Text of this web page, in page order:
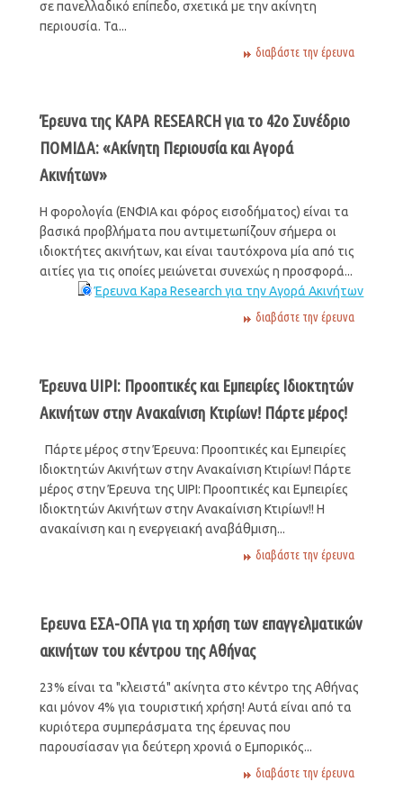
σε πανελλαδικό επίπεδο, σχετικά με την ακίνητη
περιουσία. Τα...
διαβάστε την έρευνα
Έρευνα της KAPA RESEARCH για το 42ο Συνέδριο
ΠΟΜΙΔΑ: «Ακίνητη Περιουσία και Αγορά
Ακινήτων»
Η φορολογία (ΕΝΦΙΑ και φόρος εισοδήματος) είναι τα
βασικά προβλήματα που αντιμετωπίζουν σήμερα οι
ιδιοκτήτες ακινήτων, και είναι ταυτόχρονα μία από τις
αιτίες για τις οποίες μειώνεται συνεχώς η προσφορά...
Έρευνα Kapa Research για την Αγορά Ακινήτων
διαβάστε την έρευνα
Έρευνα UIPI: Προοπτικές και Εμπειρίες Ιδιοκτητών
Ακινήτων στην Ανακαίνιση Κτιρίων! Πάρτε μέρος!
Πάρτε μέρος στην Έρευνα: Προοπτικές και Εμπειρίες
Ιδιοκτητών Ακινήτων στην Ανακαίνιση Κτιρίων! Πάρτε
μέρος στην Έρευνα της UIPI: Προοπτικές και Εμπειρίες
Ιδιοκτητών Ακινήτων στην Ανακαίνιση Κτιρίων!! Η
ανακαίνιση και η ενεργειακή αναβάθμιση...
διαβάστε την έρευνα
Ερευνα ΕΣΑ-ΟΠΑ για τη χρήση των επαγγελματικών
ακινήτων του κέντρου της Αθήνας
23% είναι τα "κλειστά" ακίνητα στο κέντρο της Αθήνας
και μόνον 4% για τουριστική χρήση! Αυτά είναι από τα
κυριότερα συμπεράσματα της έρευνας που
παρουσίασαν για δεύτερη χρονιά ο Εμπορικός...
διαβάστε την έρευνα